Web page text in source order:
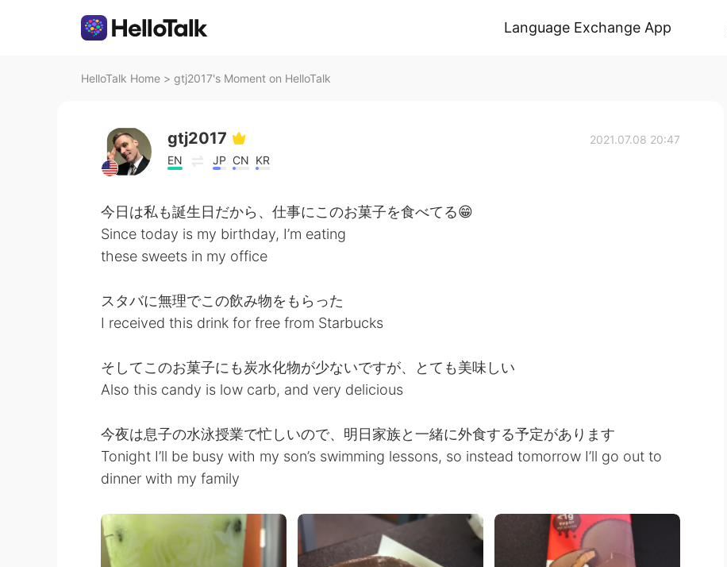
Language Exchange App
HelloTalk Home > gtj2017's Moment on HelloTalk
gtj2017
EN JP CN KR
2021.07.08 20:47
今日は私も誕生日だから、仕事にこのお菓子を食べてる😁
Since today is my birthday, I’m eating
these sweets in my office
スタバに無理でこの飲み物をもらった
I received this drink for free from Starbucks
そしてこのお菓子にも炭水化物が少ないですが、とても美味しい
Also this candy is low carb, and very delicious
今夜は息子の水泳授業で忙しいので、明日家族と一緒に外食する予定があります
Tonight I’ll be busy with my son’s swimming lessons, so instead tomorrow I’ll go out to
dinner with my family